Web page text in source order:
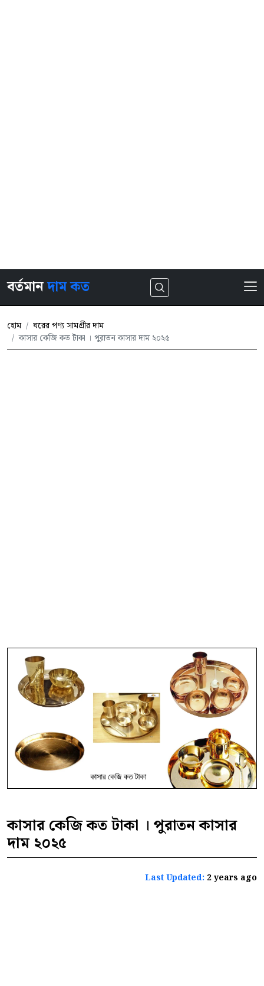
বর্তমানদাম কত
হোম
ঘরের পণ্য সামগ্রীর দাম
কাসার কেজি কত টাকা । পুরাতন কাসার দাম ২০২৫
কাসার কেজি কত টাকা । পুরাতন কাসার
দাম ২০২৫
Last Updated: 2 years ago